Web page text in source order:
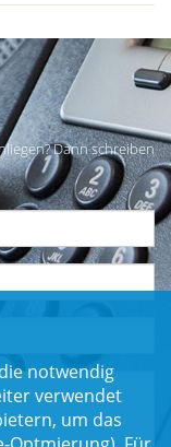
Dann schreiben
notwendig
verwendet
um das